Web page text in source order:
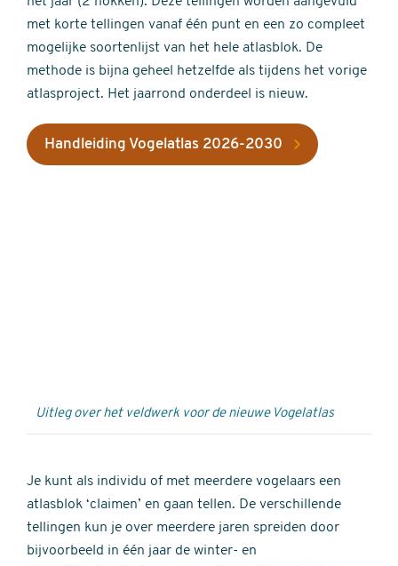
met korte tellingen vanaf één punt en een zo compleet
mogelijke soortenlijst van het hele atlasblok. De
methode is bijna geheel hetzelfde als tijdens het vorige
atlasproject. Het jaarrond onderdeel is nieuw.
Handleiding Vogelatlas 2026-2030
Uitleg over het veldwerk voor de nieuwe Vogelatlas
Je kunt als individu of met meerdere vogelaars een
atlasblok ‘claimen’ en gaan tellen. De verschillende
tellingen kun je over meerdere jaren spreiden door
bijvoorbeeld in één jaar de winter- en